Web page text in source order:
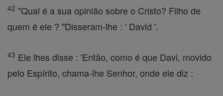
42 "Qual é a sua opinião sobre o Cristo? Filho de
quem é ele ? "Disseram-lhe : ' David '.
43 Ele lhes disse : 'Então, como é que Davi, movido
pelo Espírito, chama-lhe Senhor, onde ele diz :